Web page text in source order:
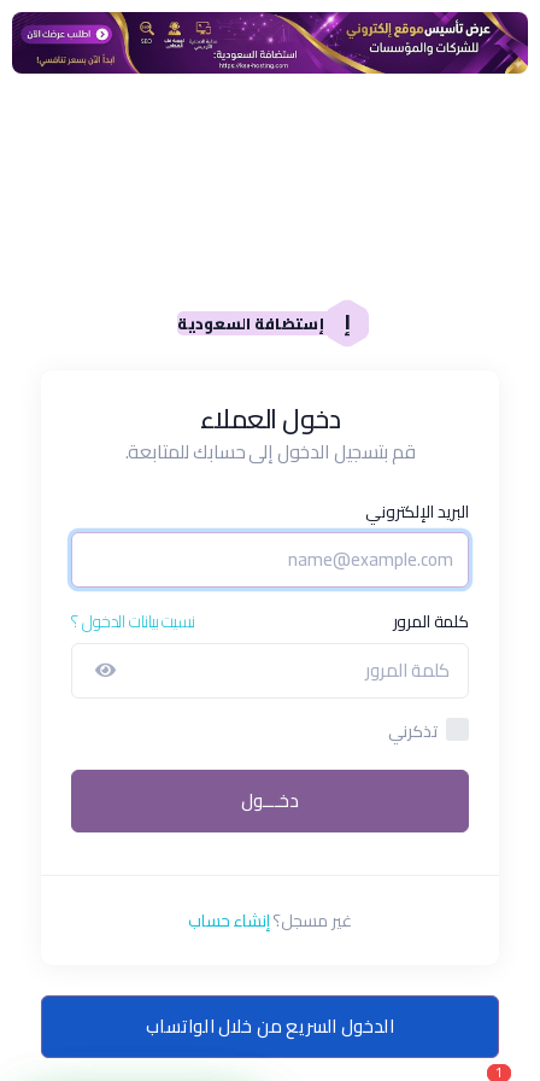
إ إستضافة السعودية
دخول العملاء
قم بتسجيل الدخول إلى حسابك للمتابعة.
البريد الإلكتروني
كلمة المرور نسيت بيانات الدخول ؟
تذكرني
دخـــول
غير مسجل؟إنشاء حساب
الدخول السريع من خلال الواتساب
11